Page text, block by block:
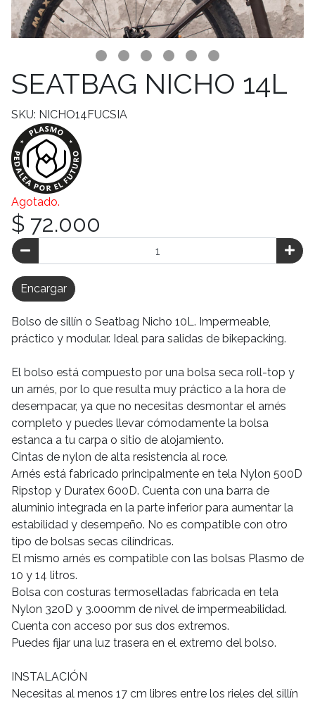
SEATBAG NICHO 14L
SKU: NICHO14FUCSIA
Agotado.
$ 72.000
Encargar
Bolso de sillín o Seatbag Nicho 10L. Impermeable,
práctico y modular. Ideal para salidas de bikepacking.
El bolso está compuesto por una bolsa seca roll-top y
un arnés, por lo que resulta muy práctico a la hora de
desempacar, ya que no necesitas desmontar el arnés
completo y puedes llevar cómodamente la bolsa
estanca a tu carpa o sitio de alojamiento.
Cintas de nylon de alta resistencia al roce.
Arnés está fabricado principalmente en tela Nylon 500D
Ripstop y Duratex 600D. Cuenta con una barra de
aluminio integrada en la parte inferior para aumentar la
estabilidad y desempeño. No es compatible con otro
tipo de bolsas secas cilíndricas.
El mismo arnés es compatible con las bolsas Plasmo de
10 y 14 litros.
Bolsa con costuras termoselladas fabricada en tela
Nylon 320D y 3.000mm de nivel de impermeabilidad.
Cuenta con acceso por sus dos extremos.
Puedes fijar una luz trasera en el extremo del bolso.
INSTALACIÓN
Necesitas al menos 17 cm libres entre los rieles del sillín